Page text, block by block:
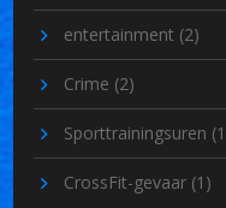
entertainment (2)
Crime (2)
Sporttrainingsuren
CrossFit-gevaar (1)